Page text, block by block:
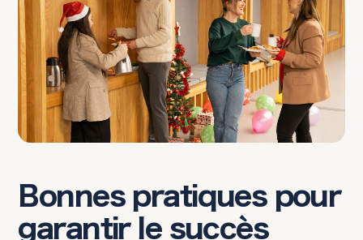
Bonnes pratiques pour
garantir le succès